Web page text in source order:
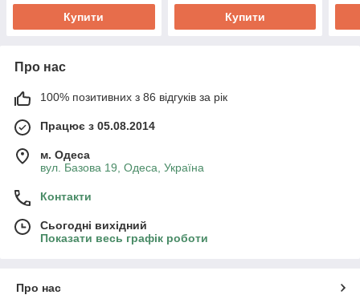
Купити Купити
Про нас
100% позитивних з 86 відгуків за рік
Працює з 05.08.2014
м. Одеса
вул. Базова 19, Одеса, Україна
Контакти
Сьогодні вихідний
Показати весь графік роботи
Про нас